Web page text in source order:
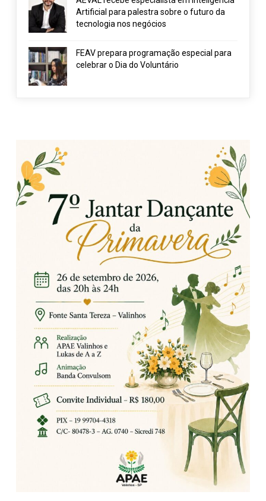
Artificial para palestra sobre o futuro da
tecnologia nos negócios
FEAV prepara programação especial para
celebrar o Dia do Voluntário